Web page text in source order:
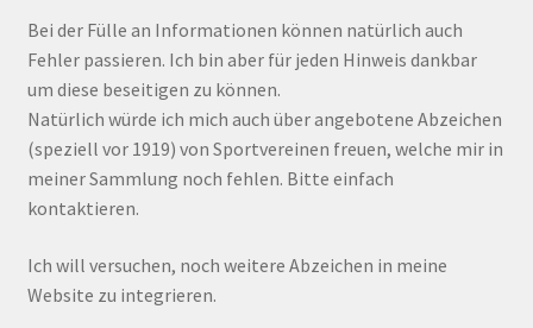
Bei der Fülle an Informationen können natürlich auch
Fehler passieren. Ich bin aber für jeden Hinweis dankbar
um diese beseitigen zu können.
Natürlich würde ich mich auch über angebotene Abzeichen
(speziell vor 1919) von Sportvereinen freuen, welche mir in
meiner Sammlung noch fehlen. Bitte einfach
kontaktieren.
Ich will versuchen, noch weitere Abzeichen in meine
Website zu integrieren.